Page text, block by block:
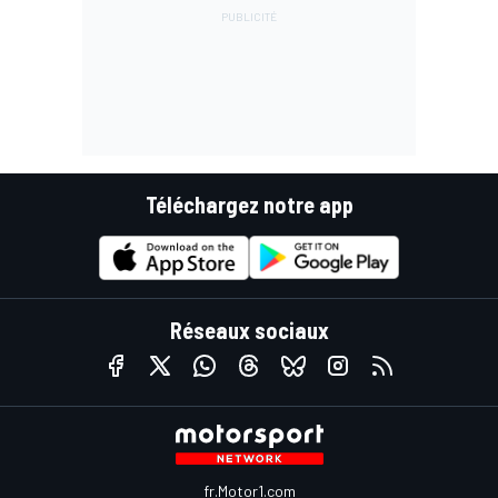
Téléchargez notre app
Réseaux sociaux
fr.Motor1.com